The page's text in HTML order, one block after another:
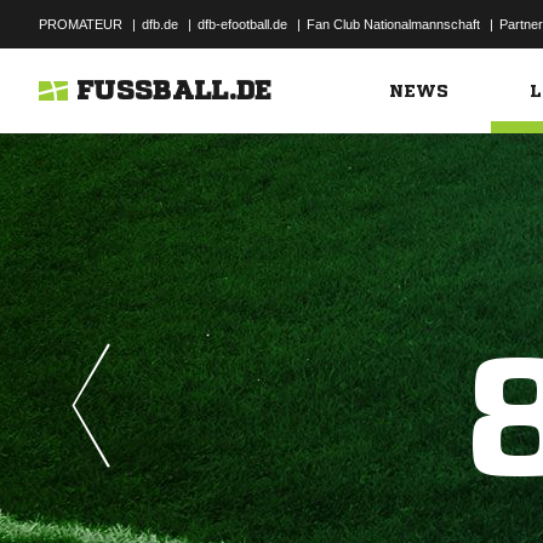
PROMATEUR | dfb.de | dfb-efootball.de | Fan Club Nationalmannschaft | Partner
FUSSBALL.DE NEWS